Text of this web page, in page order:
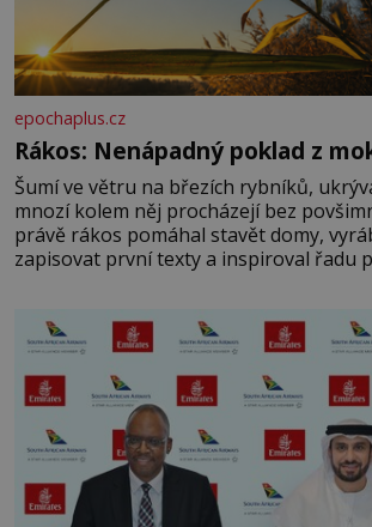
epochaplus.cz
Rákos: Nenápadný poklad z
Šumí ve větru na březích rybníků,
mnozí kolem něj procházejí bez
právě rákos pomáhal stavět domy,
zapisovat první texty a inspiroval řadu
letního koupání. Stačí se však podívat